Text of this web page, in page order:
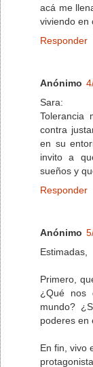
acá me
viviendo en
Responder
Anónimo
Sara:
Tolerancia
contra
en su
invito a
sueños y
Responder
Anónimo
Estimadas,
Primero,
¿Qué nos
mundo?
poderes en
En fin, vivo